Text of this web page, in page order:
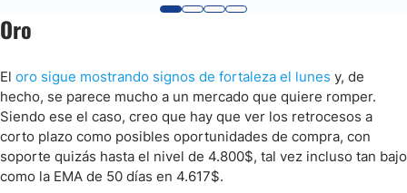
Oro
El oro sigue mostrando signos de fortaleza el lunes y, de
hecho, se parece mucho a un mercado que quiere romper.
Siendo ese el caso, creo que hay que ver los retrocesos a
corto plazo como posibles oportunidades de compra, con
soporte quizás hasta el nivel de 4.800$, tal vez incluso tan bajo
como la EMA de 50 días en 4.617$.